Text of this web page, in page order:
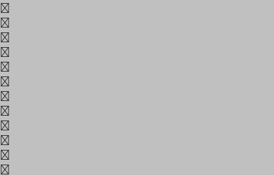
B
C
D
E
F
G
H
I
J
K
L
M